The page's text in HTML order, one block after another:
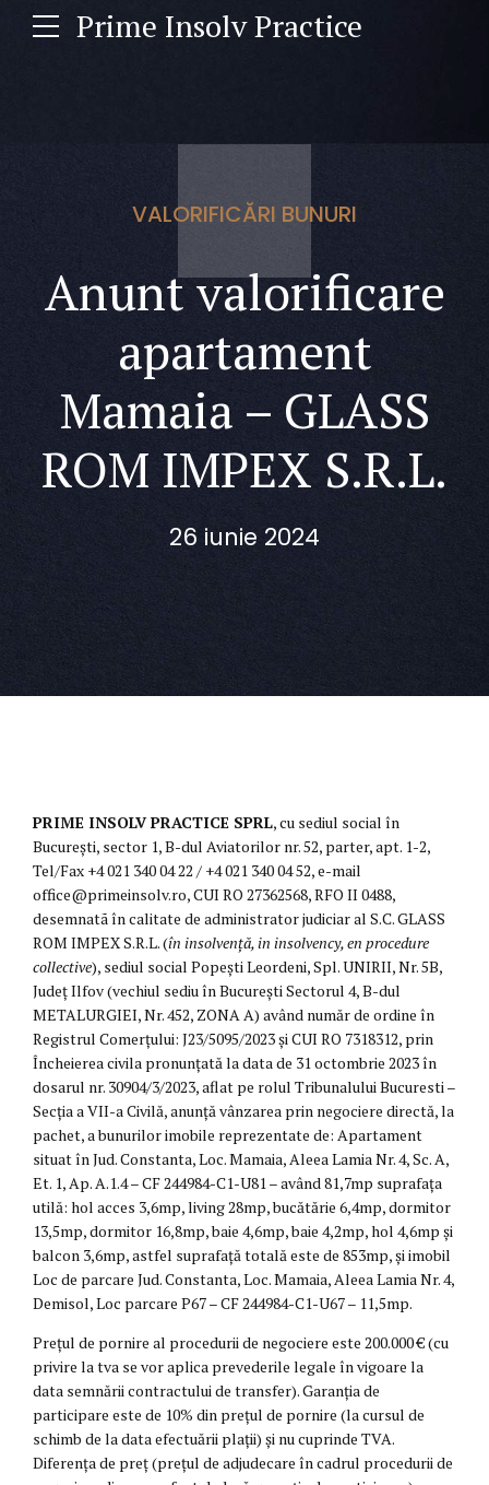
Prime Insolv Practice
VALORIFICĂRI BUNURI
Anunt valorificare
apartament
Mamaia – GLASS
ROM IMPEX S.R.L.
26 iunie 2024
PRIME INSOLV PRACTICE SPRL, cu sediul social în
București, sector 1, B-dul Aviatorilor nr. 52, parter, apt. 1-2,
Tel/Fax +4 021 340 04 22 / +4 021 340 04 52, e-mail
office@primeinsolv.ro, CUI RO 27362568, RFO II 0488,
desemnatã în calitate de administrator judiciar al S.C. GLASS
ROM IMPEX S.R.L. (în insolvență, in insolvency, en procedure
collective), sediul social Popești Leordeni, Spl. UNIRII, Nr. 5B,
Județ Ilfov (vechiul sediu în București Sectorul 4, B-dul
METALURGIEI, Nr. 452, ZONA A) având număr de ordine în
Registrul Comerțului: J23/5095/2023 și CUI RO 7318312, prin
Încheierea civila pronunțată la data de 31 octombrie 2023 în
dosarul nr. 30904/3/2023, aflat pe rolul Tribunalului Bucuresti –
Secția a VII-a Civilă, anunță vânzarea prin negociere directă, la
pachet, a bunurilor imobile reprezentate de: Apartament
situat în Jud. Constanta, Loc. Mamaia, Aleea Lamia Nr. 4, Sc. A,
Et. 1, Ap. A.1.4 – CF 244984-C1-U81 – având 81,7mp suprafața
utilă: hol acces 3,6mp, living 28mp, bucătărie 6,4mp, dormitor
13,5mp, dormitor 16,8mp, baie 4,6mp, baie 4,2mp, hol 4,6mp și
balcon 3,6mp, astfel suprafață totală este de 853mp, și imobil
Loc de parcare Jud. Constanta, Loc. Mamaia, Aleea Lamia Nr. 4,
Demisol, Loc parcare P67 – CF 244984-C1-U67 – 11,5mp.
Prețul de pornire al procedurii de negociere este 200.000 € (cu
privire la tva se vor aplica prevederile legale în vigoare la
data semnării contractului de transfer). Garanția de
participare este de 10% din prețul de pornire (la cursul de
schimb de la data efectuării plații) și nu cuprinde TVA.
Diferența de preț (prețul de adjudecare în cadrul procedurii de